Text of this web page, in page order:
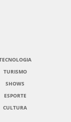
TURISMO
SHOWS
ESPORTE
CULTURA